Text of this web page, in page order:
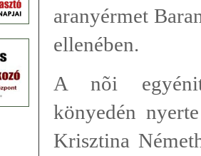
aranyérmet
ellenében.
A nõi egyénit
könyedén
Krisztina